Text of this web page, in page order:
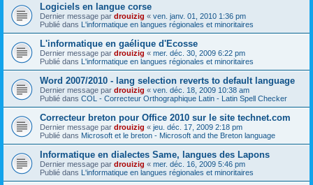
Logiciels en langue corse
Dernier message par drouizig « ven. janv. 01, 2010 1:36 pm
Publié dans L'informatique en langues régionales et minoritaires
L'informatique en gaélique d'Ecosse
Dernier message par drouizig « mer. déc. 30, 2009 6:22 pm
Publié dans L'informatique en langues régionales et minoritaires
Word 2007/2010 - lang selection reverts to default language
Dernier message par drouizig « ven. déc. 18, 2009 10:38 am
Publié dans COL - Correcteur Orthographique Latin - Latin Spell Checker
Correcteur breton pour Office 2010 sur le site technet.com
Dernier message par drouizig « jeu. déc. 17, 2009 2:18 pm
Publié dans Microsoft et le breton - Microsoft and the Breton language
Informatique en dialectes Same, langues des Lapons
Dernier message par drouizig « mer. déc. 16, 2009 5:46 pm
Publié dans L'informatique en langues régionales et minoritaires